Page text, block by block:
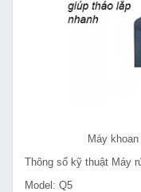
Máy
Thông số kỹ thuật Máy
Model: Q5